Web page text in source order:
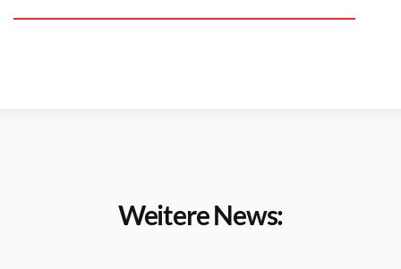
Weitere News: